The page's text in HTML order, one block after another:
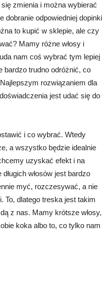
zmienia i można wybierać
dobranie odpowiedniej dopinki
to kupić w sklepie, ale czy
Mamy różne włosy i
nam coś wybrać tym lepiej
bardzo trudno odróżnić, co
rozwiązaniem dla
jest udać się do
i co wybrać. Wtedy
a wszystko będzie idealnie
uzyskać efekt i na
włosów jest bardzo
myć, rozczesywać, a nie
To, dlatego treska jest takim
z nas. Mamy krótsze włosy,
koka albo to, co tylko nam